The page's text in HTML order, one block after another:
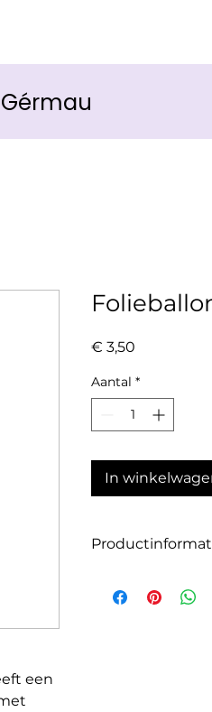
een
€ 3,50
Aantal *
In
Materiaal: